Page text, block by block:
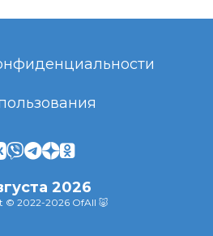
2026
© 2022-2026 OfAll 🐷